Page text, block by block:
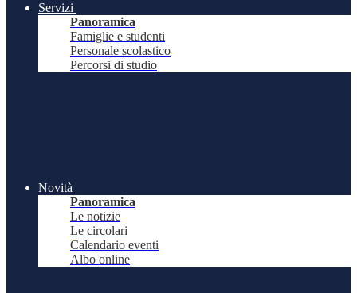
Servizi
Panoramica
Famiglie e studenti
Personale scolastico
Percorsi di studio
Novità
Panoramica
Le notizie
Le circolari
Calendario eventi
Albo online